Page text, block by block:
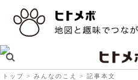
トップ みんなのこえ 記事本文